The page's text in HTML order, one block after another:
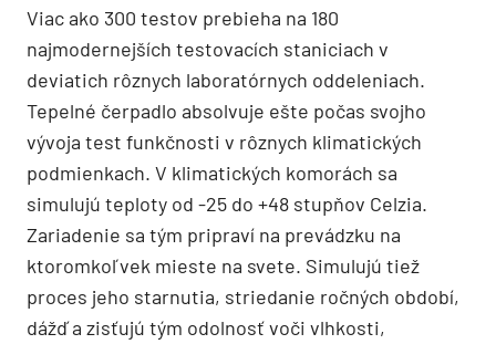
Viac ako 300 testov prebieha na 180
najmodernejších testovacích staniciach v
deviatich rôznych laboratórnych oddeleniach.
Tepelné čerpadlo absolvuje ešte počas svojho
vývoja test funkčnosti v rôznych klimatických
podmienkach. V klimatických komorách sa
simulujú teploty od -25 do +48 stupňov Celzia.
Zariadenie sa tým pripraví na prevádzku na
ktoromkoľvek mieste na svete. Simulujú tiež
proces jeho starnutia, striedanie ročných období,
dážď a zisťujú tým odolnosť voči vlhkosti,